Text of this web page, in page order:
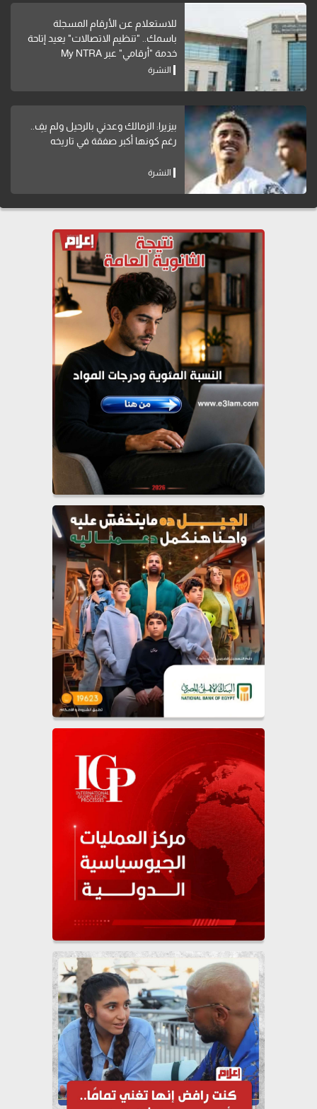
للاستعلام عن الأرقام المسجلة
باسمك.. "تنظيم الاتصالات" يعيد إتاحة
خدمة "أرقامي" عبر My NTRA
النشرة
بيزيرا: الزمالك وعدني بالرحيل ولم يفِ..
رغم كونها أكبر صفقة في تاريخه
النشرة